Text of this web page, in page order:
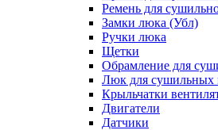
Ремень для
Замки люка (Убл)
Ручки люка
Щетки
Обрамление для
Люк для сушильных
Крыльчатки
Двигатели
Датчики